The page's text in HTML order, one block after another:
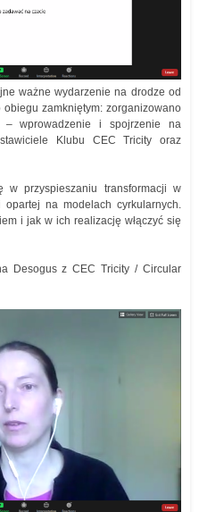
ważne wydarzenie na drodze od
zamkniętym: zorganizowano
– wprowadzenie i spojrzenie na
Klubu CEC Tricity oraz
w przyspieszaniu transformacji w
opartej na modelach cyrkularnych.
i jak w ich realizację włączyć się
Desogus z CEC Tricity / Circular